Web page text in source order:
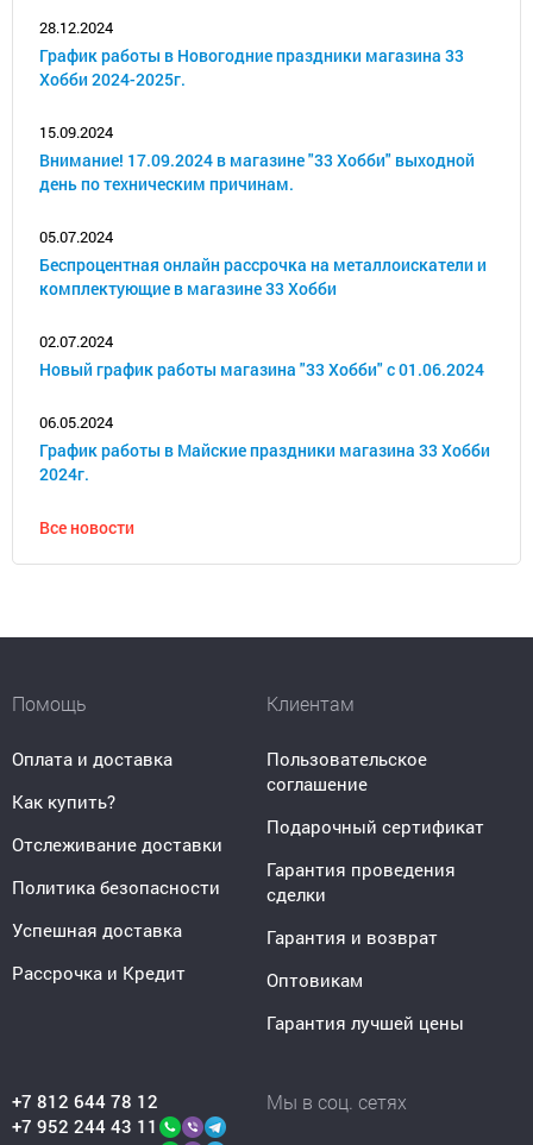
28.12.2024
График работы в Новогодние праздники магазина 33
Хобби 2024-2025г.
15.09.2024
Внимание! 17.09.2024 в магазине "33 Хобби" выходной
день по техническим причинам.
05.07.2024
Беспроцентная онлайн рассрочка на металлоискатели и
комплектующие в магазине 33 Хобби
02.07.2024
Новый график работы магазина "33 Хобби" с 01.06.2024
06.05.2024
График работы в Майские праздники магазина 33 Хобби
2024г.
Все новости
Помощь
Оплата и доставка
Как купить?
Отслеживание доставки
Политика безопасности
Успешная доставка
Рассрочка и Кредит
Клиентам
Пользовательское
соглашение
Подарочный сертификат
Гарантия проведения
сделки
Гарантия и возврат
Оптовикам
Гарантия лучшей цены
+7 812 644 78 12
+7 952 244 43 11
Мы в соц. сетях